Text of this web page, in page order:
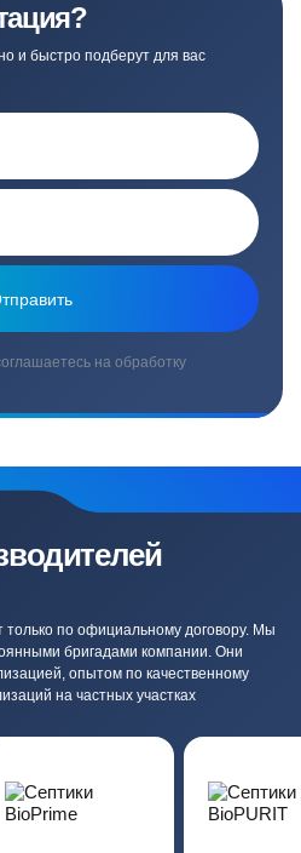
и быстро подберут для вас
на обработку
только по официальному договору. Мы
бригадами компании. Они
опытом по качественному
на частных участках